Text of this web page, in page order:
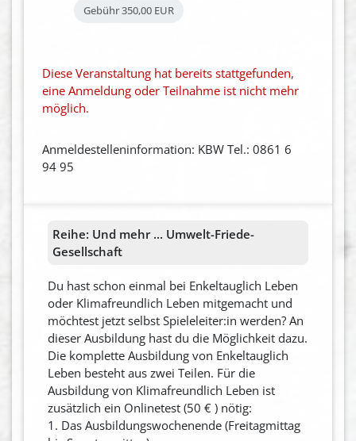
Gebühr350,00 EUR
Diese Veranstaltung hat bereits stattgefunden,
eine Anmeldung oder Teilnahme ist nicht mehr
möglich.
Anmeldestelleninformation: KBW Tel.: 0861 6
94 95
Reihe: Und mehr ... Umwelt-Friede-
Gesellschaft
Du hast schon einmal bei Enkeltauglich Leben
oder Klimafreundlich Leben mitgemacht und
möchtest jetzt selbst Spieleleiter:in werden? An
dieser Ausbildung hast du die Möglichkeit dazu.
Die komplette Ausbildung von Enkeltauglich
Leben besteht aus zwei Teilen. Für die
Ausbildung von Klimafreundlich Leben ist
zusätzlich ein Onlinetest (50 € ) nötig:
1. Das Ausbildungswochenende (Freitagmittag